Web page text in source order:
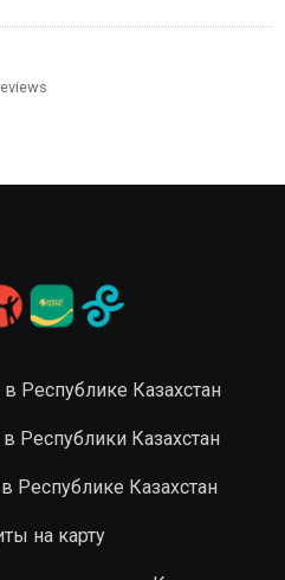
Республике Казахстан
Республики Казахстан
Республике Казахстан
на карту